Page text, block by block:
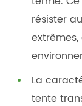
résister
La
tente